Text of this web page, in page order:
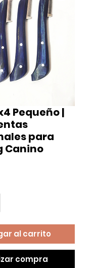
Pequeño |
para
Canino
al carrito
compra